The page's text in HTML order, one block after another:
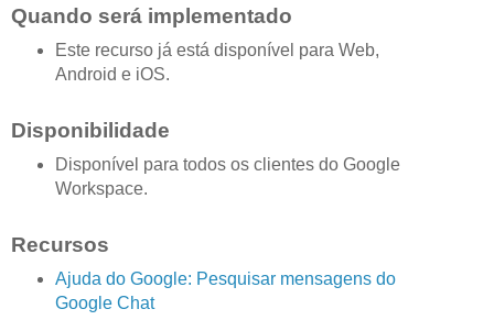
Quando será implementado
Este recurso já está disponível para Web,
Android e iOS.
Disponibilidade
Disponível para todos os clientes do Google
Workspace.
Recursos
Ajuda do Google: Pesquisar mensagens do
Google Chat